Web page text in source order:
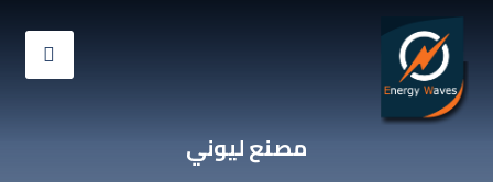
مصنع ليوني